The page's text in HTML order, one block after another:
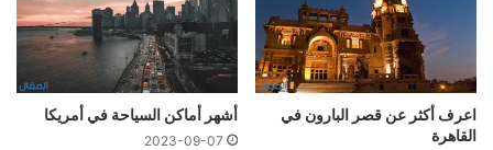
اعرف أكثر عن قصر البارون في
القاهرة
أشهر أماكن السياحة في أمريكا
2023-09-07